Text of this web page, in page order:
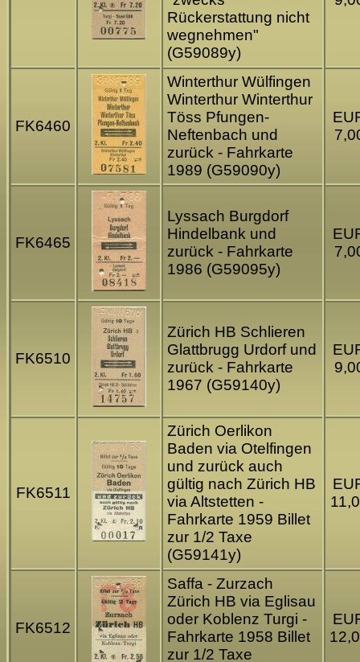
Rückerstattung nicht
wegnehmen"
(G59089y)
FK6460
Winterthur Wülfingen
Winterthur Winterthur
Töss Pfungen-
Neftenbach und
zurück - Fahrkarte
1989 (G59090y)
FK6465
Lyssach Burgdorf
Hindelbank und
zurück - Fahrkarte
1986 (G59095y)
FK6510
Zürich HB Schlieren
Glattbrugg Urdorf und
zurück - Fahrkarte
1967 (G59140y)
FK6511
Zürich Oerlikon
Baden via Otelfingen
und zurück auch
gültig nach Zürich HB
via Altstetten -
Fahrkarte 1959 Billet
zur 1/2 Taxe
(G59141y)
FK6512
Saffa - Zurzach
Zürich HB via Eglisau
oder Koblenz Turgi -
Fahrkarte 1958 Billet
zur 1/2 Taxe